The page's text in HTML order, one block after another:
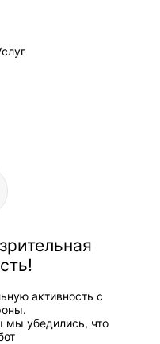
активность с
мы убедились, что